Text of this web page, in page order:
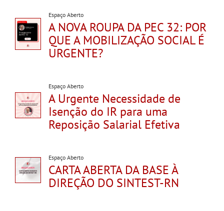
Espaço Aberto
A NOVA ROUPA DA PEC 32: POR
QUE A MOBILIZAÇÃO SOCIAL É
URGENTE?
Espaço Aberto
A Urgente Necessidade de
Isenção do IR para uma
Reposição Salarial Efetiva
Espaço Aberto
CARTA ABERTA DA BASE À
DIREÇÃO DO SINTEST-RN